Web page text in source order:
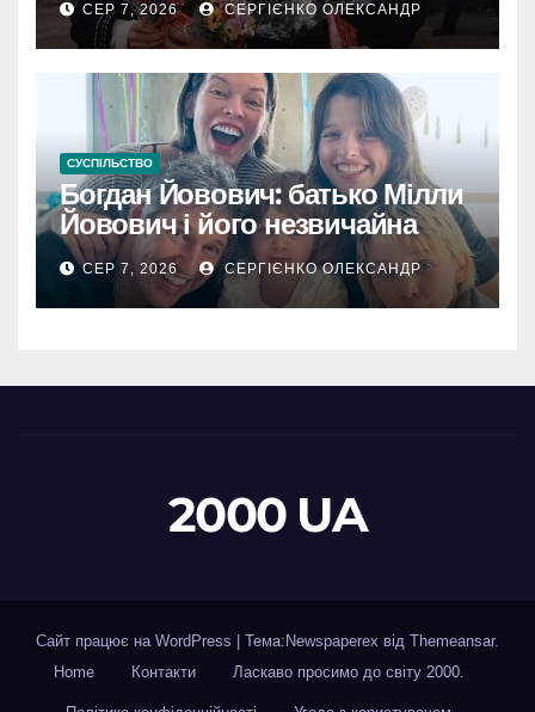
директора Інституту географії
РАН
СЕР 7, 2026 СЕРГІЄНКО ОЛЕКСАНДР
СУСПІЛЬСТВО
Богдан Йовович: батько Мілли
Йовович і його незвичайна
доля
СЕР 7, 2026 СЕРГІЄНКО ОЛЕКСАНДР
2000 UA
Сайт працює на WordPress Тема:Newspaperex від Themeansar.
Home
Контакти Ласкаво просимо до світу 2000.